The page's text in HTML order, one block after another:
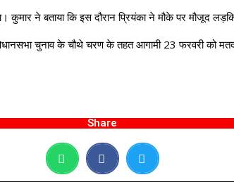
कुमार ने बताया कि इस दौरान प्रियंका ने मौके पर मौजूद
चुनाव के चौथे चरण के तहत आगामी 23 फरवरी को
Share